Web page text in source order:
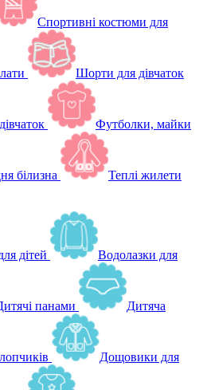
Спортивні костюми для
Шорти для дівчаток
Футболки, майки
білизна
Теплі жилети
дітей Водолазки для
панами Дитяча
Дощовики для